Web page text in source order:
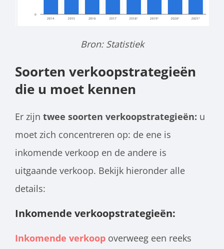
Bron: Statistiek
Soorten verkoopstrategieën
die u moet kennen
Er zijn twee soorten verkoopstrategieën: u
moet zich concentreren op: de ene is
inkomende verkoop en de andere is
uitgaande verkoop. Bekijk hieronder alle
details:
Inkomende verkoopstrategieën:
Inkomende verkoop overweeg een reeks